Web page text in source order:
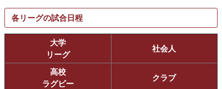
各リーグの試合日程
大学
リーグ
社会人
高校
ラグビー
クラブ